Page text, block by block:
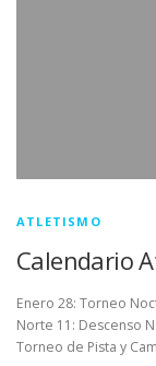
ATLETISMO
Calendario
Enero 28: Torneo
Norte 11: Descenso
Torneo de Pista y